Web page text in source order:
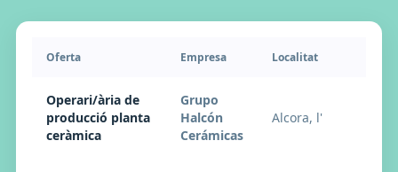
Oferta Empresa Localitat
Operari/ària de
producció planta
ceràmica
Grupo
Halcón
Cerámicas
Alcora, l'